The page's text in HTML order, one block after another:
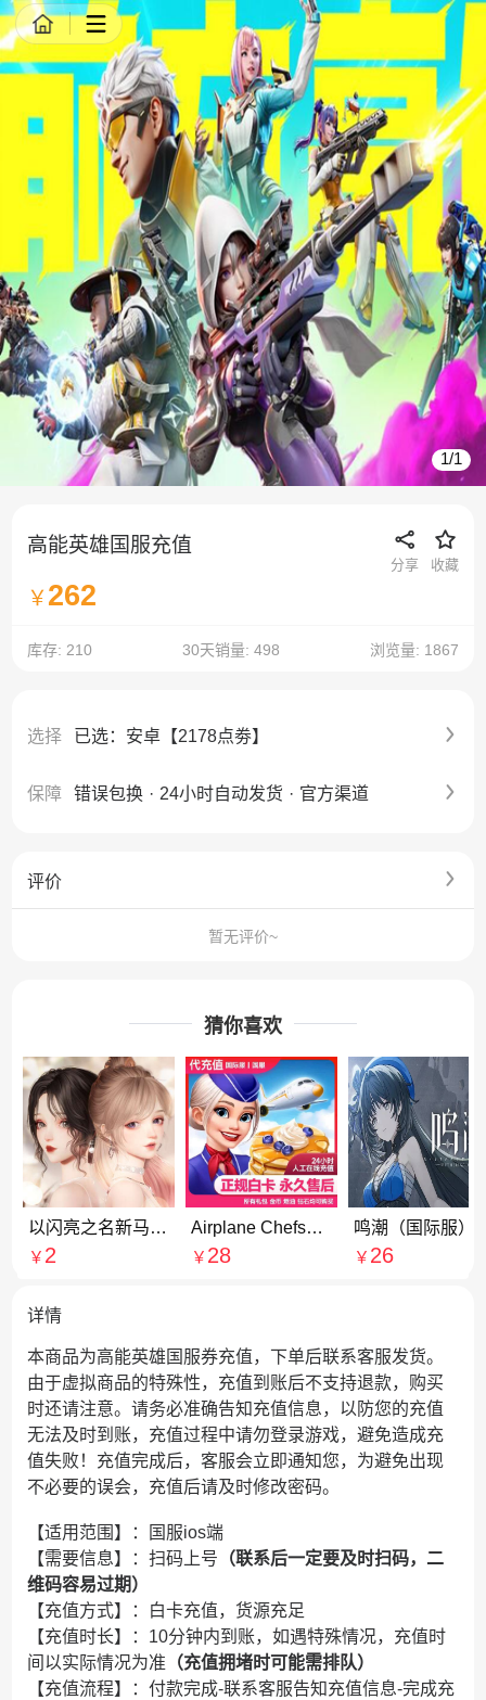
商品详情
1/1
高能英雄国服充值
分享 收藏
￥ 262
库存: 210 30天销量: 498 浏览量: 1867
选择 已选：安卓【2178点劵】
保障 错误包换 · 24小时自动发货 · 官方渠道
评价
暂无评价~
猜你喜欢
以闪亮之名新马服代充
￥ 2
Airplane Chefs飞机大厨国服国际服代充钻石金币无限燃油充值氪金
￥ 28
￥ 26
详情
本商品为高能英雄国服券充值，下单后联系客服发货。
由于虚拟商品的特殊性，充值到账后不支持退款，购买
时还请注意。请务必准确告知充值信息，以防您的充值
无法及时到账，充值过程中请勿登录游戏，避免造成充
值失败！充值完成后，客服会立即通知您，为避免出现
不必要的误会，充值后请及时修改密码。
【适用范围】：国服ios端
【需要信息】：扫码上号 （联系后一定要及时扫码，二
维码容易过期）
【充值方式】：白卡充值，货源充足
【充值时长】：10分钟内到账，如遇特殊情况，充值时
间以实际情况为准 （充值拥堵时可能需排队）
【充值流程】：付款完成-联系客服告知充值信息-完成充